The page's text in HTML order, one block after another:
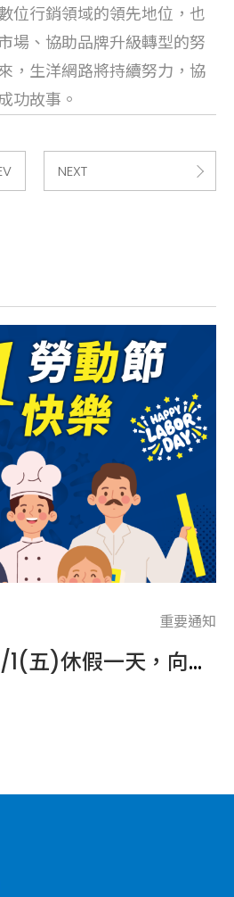
位行銷領域的領先地位，也
場、協助品牌升級轉型的努
，生洋網路將持續努力，協
功故事。
NEXT
重要通知
生洋集團將於 5/1(五)休假一天，向所有辛勤工作的夥伴致敬！